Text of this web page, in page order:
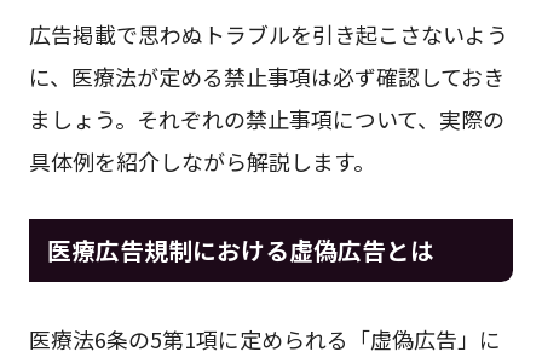
広告掲載で思わぬトラブルを引き起こさないよう
に、医療法が定める禁止事項は必ず確認しておき
ましょう。それぞれの禁止事項について、実際の
具体例を紹介しながら解説します。
医療広告規制における虚偽広告とは
医療法6条の5第1項に定められる「虚偽広告」に